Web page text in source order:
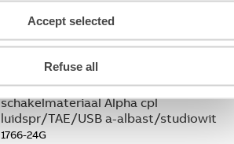
Accept selected
Refuse all
1803-02-266
2CKA001710A3347
Onderdeel/centraalplaat
schakelmateriaal Alpha cpl
luidspr/TAE/USB a-albast/studiowit
1766-24G